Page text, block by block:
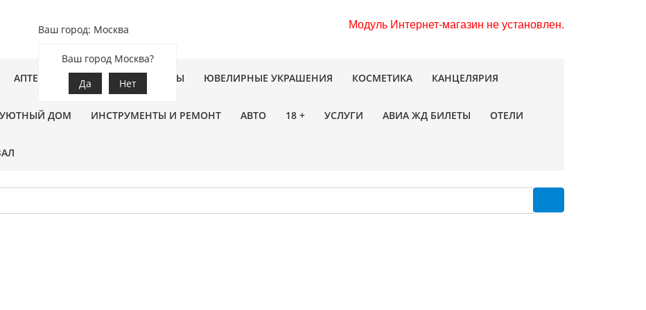
Модуль Интернет-магазин не установлен.
Ваш город: Москва
Ваш город Москва?
Да
Нет
АПТЕКА ЗООТОВАРЫ ЦВЕТЫ ЮВЕЛИРНЫЕ УКРАШЕНИЯ КОСМЕТИКА КАНЦЕЛЯРИЯ
УЮТНЫЙ ДОМ ИНСТРУМЕНТЫ И РЕМОНТ АВТО 18 + УСЛУГИ АВИА ЖД БИЛЕТЫ ОТЕЛИ